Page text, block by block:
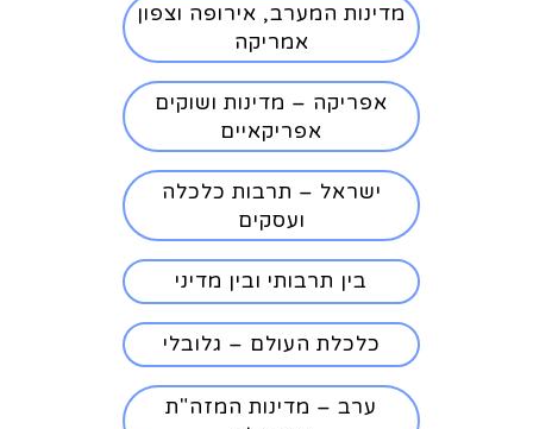
מדינות המערב, אירופה וצפון
אמריקה
אפריקה – מדינות ושוקים
אפריקאיים
ישראל – תרבות כלכלה
ועסקים
בין תרבותי ובין מדיני
כלכלת העולם – גלובלי
ערב – מדינות המזה"ת